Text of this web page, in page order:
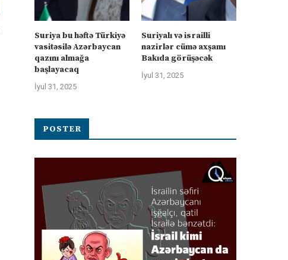
İsrail “Gideonun Arabaları”
əməliyyatı zəiflədikcə şimal
Qəzzadan qoşunlarını...
İyul 31, 2025
Kanadanın İsrailə silah
hökumətin qadağasına
Suriya bu həftə Türkiyə
vasitəsilə Azərbaycan
qazını almağa
başlayacaq
İyul 31, 2025
Suriyalı və israilli
nazirlər cümə axşamı
Bakıda görüşəcək
İyul 31, 2025
POSTER